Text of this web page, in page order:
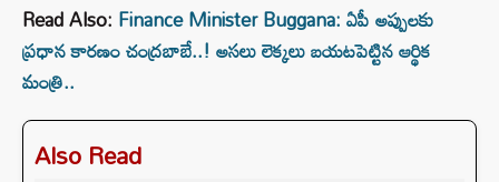
Read Also: Finance Minister Buggana: ఏపీ అప్పులకు
ప్రధాన కారణం చంద్రబాబే..! అసలు లెక్కలు బయటపెట్టిన ఆర్థిక
మంత్రి..
Also Read